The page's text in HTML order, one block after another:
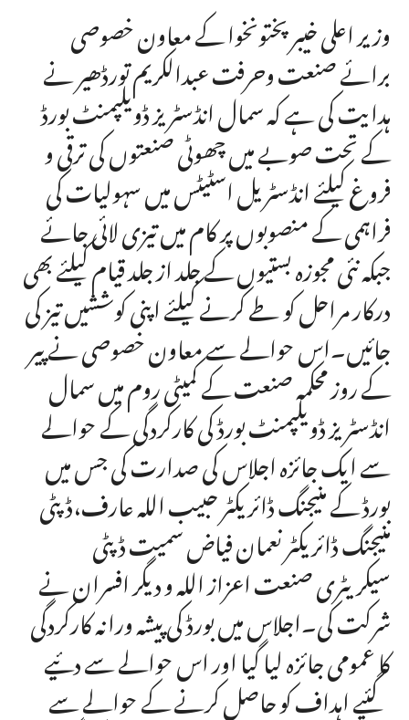
وزیر اعلی خیبر پختونخوا کے معاون خصوصی
برائے صنعت وحرفت عبدالکریم تورڈھیر نے
ہدایت کی ہے کہ سمال انڈسٹریز ڈویلپمنٹ بورڈ
کے تحت صوبے میں چھوٹی صنعتوں کی ترقی و
فروغ کیلئے انڈسٹریل اسٹیٹس میں سہولیات کی
فراہمی کے منصوبوں پر کام میں تیزی لائی جائے
جبکہ نئی مجوزہ بستیوں کے جلد از جلد قیام کیلئے بھی
درکار مراحل کو طے کرنے کیلئے اپنی کوششیں تیز کی
جائیں۔اس حوالے سے معاون خصوصی نے پیر
کے روز محکمہ صنعت کے کمیٹی روم میں سمال
انڈسٹریز ڈویلپمنٹ بورڈ کی کارکردگی کے حوالے
سے ایک جائزہ اجلاس کی صدارت کی جس میں
بورڈ کے منیجنگ ڈائریکٹر حبیب اللہ عارف،ڈپٹی
منیجنگ ڈائریکٹر نعمان فیاض سمیت ڈپٹی
سیکریٹری صنعت اعزاز اللہ و دیگر افسران نے
شرکت کی۔اجلاس میں بورڈ کی پیشہ ورانہ کارکردگی
کا عمومی جائزہ لیا گیا اور اس حوالے سے دئیے
گئیے اہداف کو حاصل کرنے کے حوالے سے